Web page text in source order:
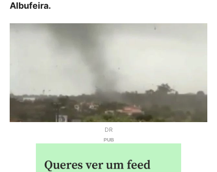
Albufeira.
DR